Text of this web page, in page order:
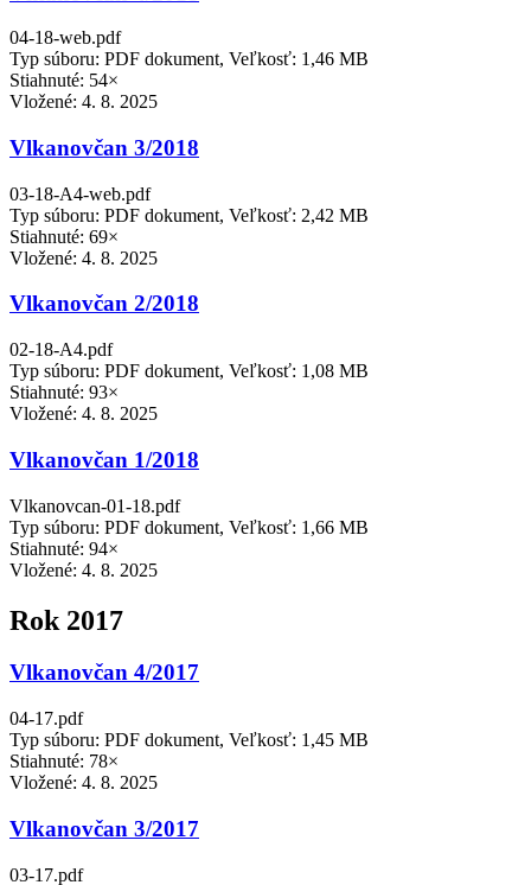
04-18-web.pdf
Typ súboru: PDF dokument, Veľkosť: 1,46 MB
Stiahnuté: 54×
Vložené: 4. 8. 2025
Vlkanovčan 3/2018
03-18-A4-web.pdf
Typ súboru: PDF dokument, Veľkosť: 2,42 MB
Stiahnuté: 69×
Vložené: 4. 8. 2025
Vlkanovčan 2/2018
02-18-A4.pdf
Typ súboru: PDF dokument, Veľkosť: 1,08 MB
Stiahnuté: 93×
Vložené: 4. 8. 2025
Vlkanovčan 1/2018
Vlkanovcan-01-18.pdf
Typ súboru: PDF dokument, Veľkosť: 1,66 MB
Stiahnuté: 94×
Vložené: 4. 8. 2025
Rok 2017
Vlkanovčan 4/2017
04-17.pdf
Typ súboru: PDF dokument, Veľkosť: 1,45 MB
Stiahnuté: 78×
Vložené: 4. 8. 2025
Vlkanovčan 3/2017
03-17.pdf